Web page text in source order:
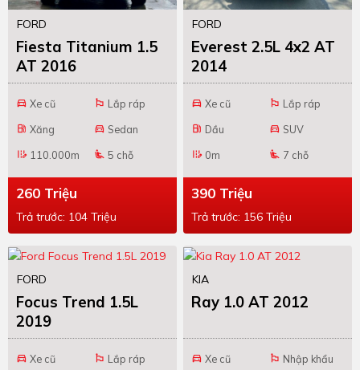
FORD
Fiesta Titanium 1.5
AT 2016
directions_car Xe cũ emoji_flags Lắp ráp
local_gas_station Xăng directions_car Sedan
edit_road 110.000m airline_seat_recline_extra 5 chỗ
260 Triệu
Trả trước: 104 Triệu
FORD
Everest 2.5L 4x2 AT
2014
directions_car Xe cũ emoji_flags Lắp ráp
local_gas_station Dầu directions_car SUV
edit_road 0m airline_seat_recline_extra 7 chỗ
390 Triệu
Trả trước: 156 Triệu
FORD
Focus Trend 1.5L
2019
directions_car Xe cũ emoji_flags Lắp ráp
KIA
Ray 1.0 AT 2012
directions_car Xe cũ emoji_flags Nhập khẩu